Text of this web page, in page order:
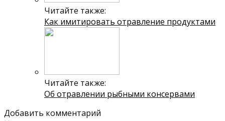
Читайте также:
Как имитировать отравление продуктами
Читайте также:
Об отравлении рыбными консервами
Добавить комментарий